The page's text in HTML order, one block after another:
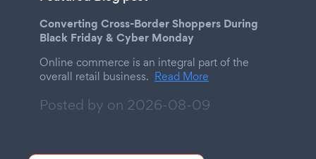
Converting Cross-Border Shoppers During
Black Friday & Cyber Monday
Online commerce is an integral part of the
overall retail business. Read More
Posted by on 2026-08-09